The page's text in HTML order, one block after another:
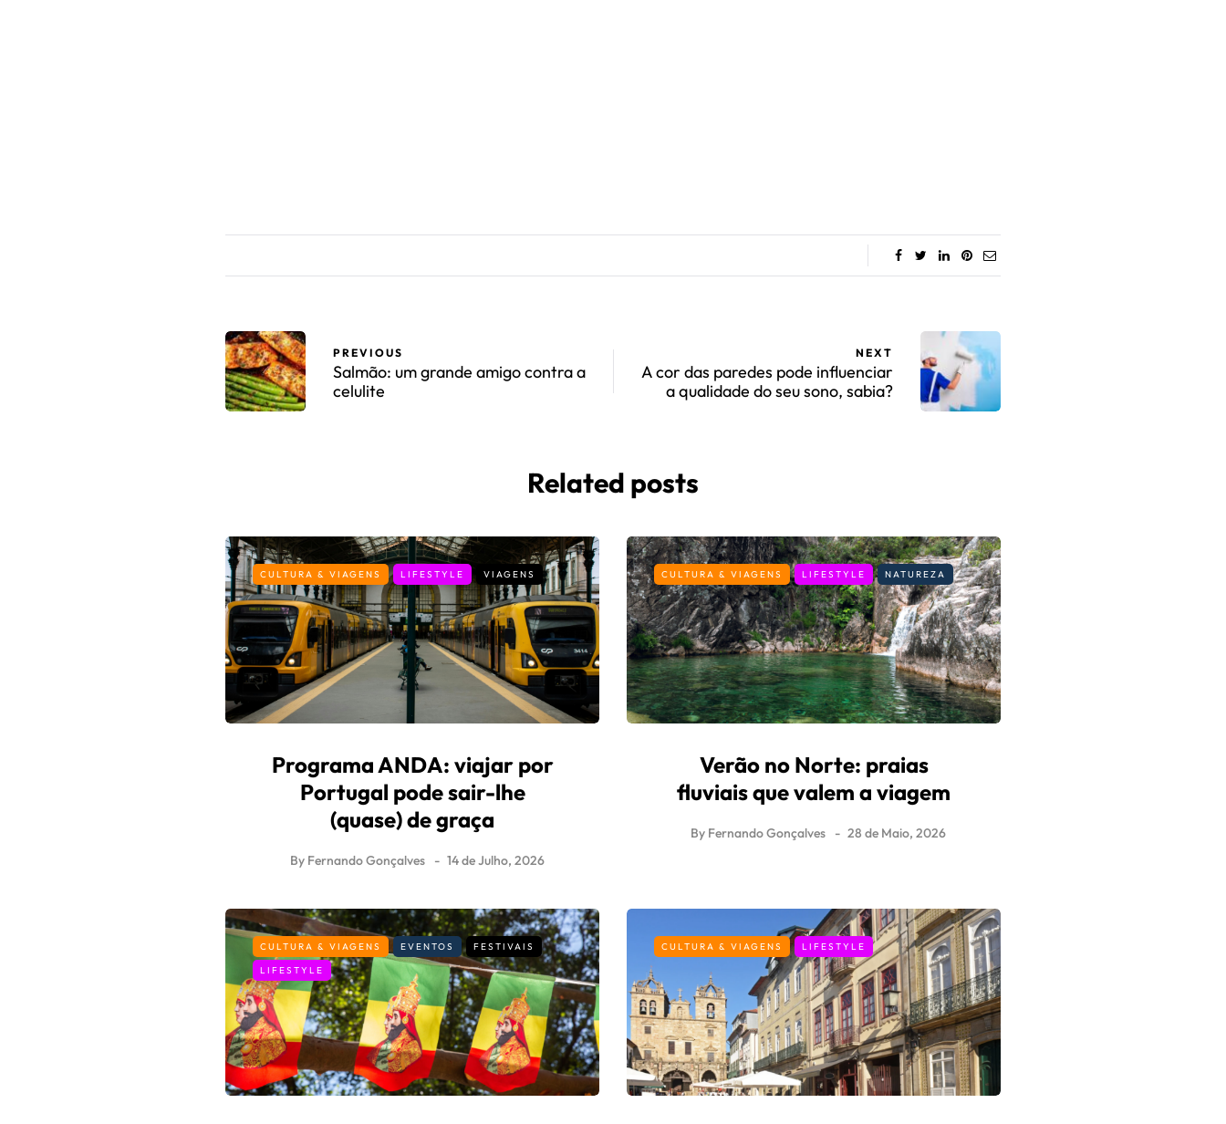
PREVIOUS
Salmão: um grande amigo contra a
celulite
NEXT
A cor das paredes pode influenciar
a qualidade do seu sono, sabia?
Related posts
CULTURA & VIAGENS LIFESTYLE VIAGENS
Programa ANDA: viajar por
Portugal pode sair-lhe
(quase) de graça
By Fernando Gonçalves 14 de Julho, 2026
CULTURA & VIAGENS LIFESTYLE NATUREZA
Verão no Norte: praias
fluviais que valem a viagem
By Fernando Gonçalves 28 de Maio, 2026
CULTURA & VIAGENS EVENTOS
FESTIVAIS
LIFESTYLE
CULTURA & VIAGENS LIFESTYLE